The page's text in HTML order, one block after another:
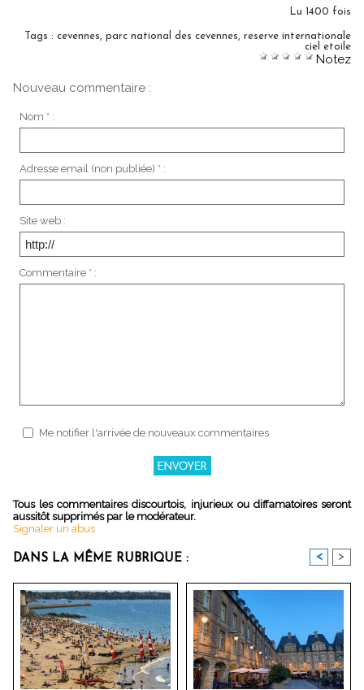
Lu 1400 fois
Tags : cevennes, parc national des cevennes, reserve internationale
ciel etoile
Notez
Nouveau commentaire :
Nom * :
Adresse email (non publiée) * :
Site web :
Commentaire * :
Me notifier l'arrivée de nouveaux commentaires
Tous les commentaires discourtois, injurieux ou diffamatoires seront
aussitôt supprimés par le modérateur.
Signaler un abus
DANS LA MÊME RUBRIQUE : < >